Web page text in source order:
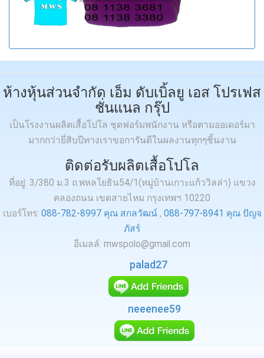
ห้างหุ้นส่วนจำกัด เอ็ม ดับเบิ้ลยู เอส โปรเฟส
ชั่นแนล กรุ๊ป
เป็นโรงงานผลิตเสื้อโปโล ชุดฟอร์มพนักงาน หรือตามออเดอร์มา
มากกว่ายี่สิบปีทางเราขอการันตีในผลงานทุกๆชิ้นงาน
ติดต่อรับผลิตเสื้อโปโล
ที่อยู่: 3/380 ม.3 ถ.พหลโยธิน54/1(หมู่บ้านเกาะแก้ววิลล่า) แขวง
คลองถนน เขตสายไหม กรุงเทพฯ 10220
เบอร์โทร: 088-782-8997 คุณ สกลวัฒน์ , 088-797-8941 คุณ ปัญจ
ภัสร์
อีเมลล์: mwspolo@gmail.com
palad27
neeenee59